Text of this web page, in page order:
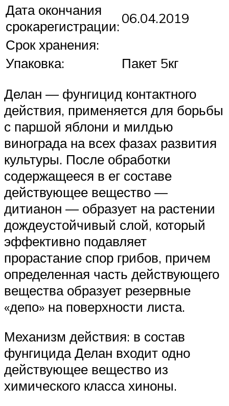
Дата окончания
срокарегистрации:06.04.2019
Срок хранения:
Упаковка:
Пакет 5кг
Делан — фунгицид контактного
действия, применяется для борьбы
с паршой яблони и милдью
винограда на всех фазах развития
культуры. После обработки
содержащееся в ег составе
действующее вещество —
дитианон — образует на растении
дождеустойчивый слой, который
эффективно подавляет
прорастание спор грибов, причем
определенная часть действующего
вещества образует резервные
«депо» на поверхности листа.
Механизм действия: в состав
фунгицида Делан входит одно
действующее вещество из
химического класса хиноны.